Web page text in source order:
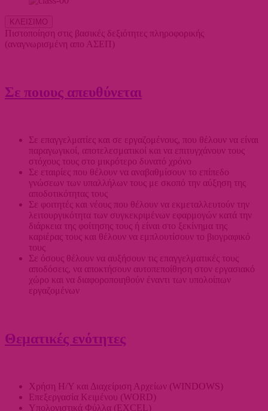
ΚΛΕΙΣΙΜΟ
Πιστοποίηση στις βασικές δεξιότητες πληροφορικής
(αναγνωρισμένη απο ΑΣΕΠ)
Σε ποιους απευθύνεται
Σε επαγγελματίες και σε εργαζομένους, που θέλουν να είναι
παραγωγικοί, αποτελεσματικοί και να επιτυγχάνουν τους
στόχους τους στο μικρότερο δυνατό χρόνο
Σε εταιρίες που θέλουν να αναβαθμίσουν το επίπεδο
γνώσεων των υπαλλήλων τους με σκοπό την αύξηση της
αποδοτικότητας τους
Σε φοιτητές και νέους που θέλουν να εκμεταλλευτούν την
λειτουργικότητα των συγκεκριμένων εφαρμογών κατά την
διάρκεια της φοίτησης τους ή είναι στο ξεκίνημα της
καριέρας τους και θέλουν να εμπλουτίσουν το βιογραφικό
τους
Σε όσους θέλουν να αυξήσουν τις επαγγελματικές τους
αποδόσεις, να αποκτήσουν αυτοπεποίθηση στον εργασιακό
χώρο και να διαφοροποιηθούν έναντι των υπολοίπων
εργαζομένων
Θεματικές ενότητες
Χρήση H/Y και Διαχείριση Αρχείων (WINDOWS)
Επεξεργασία Κειμένου (WORD)
Υπολογιστικά Φύλλα (EXCEL)